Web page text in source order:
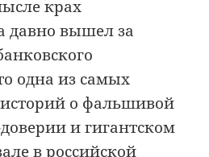
крах
давно вышел за
одна из самых
о фальшивой
и гигантском
в российской